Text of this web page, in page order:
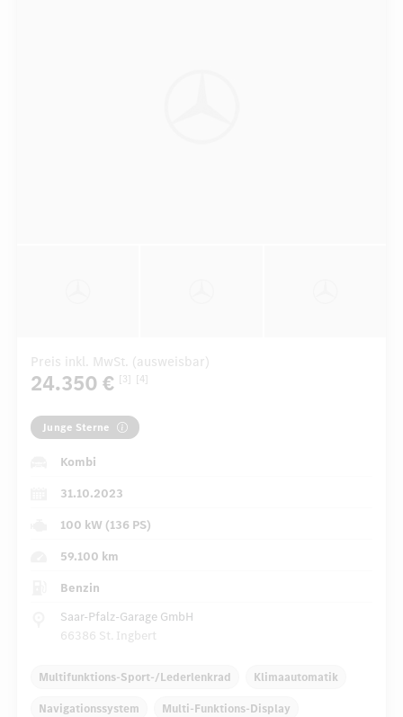
Preis inkl. MwSt. (ausweisbar)
24.350 € [3] [4]
Junge Sterne
Kombi
31.10.2023
100 kW (136 PS)
59.100 km
Benzin
Saar-Pfalz-Garage GmbH
66386 St. Ingbert
Multifunktions-Sport-/Lederlenkrad Klimaautomatik
Navigationssystem Multi-Funktions-Display